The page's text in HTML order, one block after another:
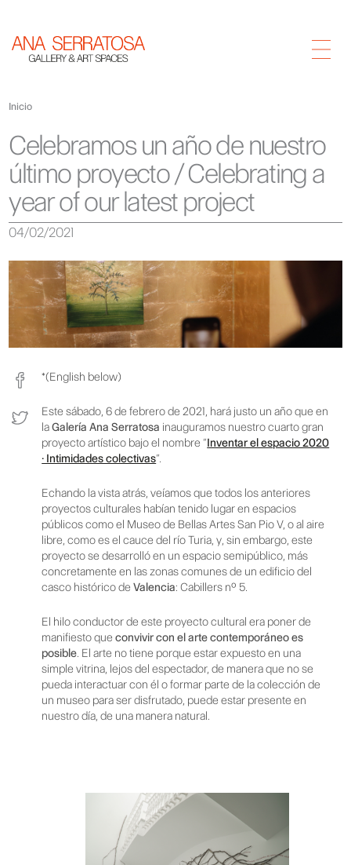
Inicio
Celebramos un año de nuestro
último proyecto / Celebrating a
year of our latest project
04/02/2021
*(English below)
Este sábado, 6 de febrero de 2021, hará justo un año que en
laGalería Ana Serratosa inauguramos nuestro cuarto gran
proyecto artístico bajo el nombre “Inventar el espacio 2020
· Intimidades colectivas”.
Echando la vista atrás, veíamos que todos los anteriores
proyectos culturales habían tenido lugar en espacios
públicos como el Museo de Bellas Artes San Pio V, o al aire
libre, como es el cauce del río Turia, y, sin embargo, este
proyecto se desarrolló en un espacio semipúblico, más
concretamente en las zonas comunes de un edificio del
casco histórico deValencia: Cabillers nº 5.
El hilo conductor de este proyecto cultural era poner de
manifiesto queconvivir con el arte contemporáneo es
posible. El arte no tiene porque estar expuesto en una
simple vitrina, lejos del espectador, de manera que no se
pueda interactuar con él o formar parte de la colección de
un museo para ser disfrutado, puede estar presente en
nuestro día, de una manera natural.